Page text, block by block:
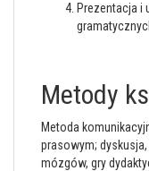
Prezentacja i
Metody
Metoda
prasowym;
mózgów, gry